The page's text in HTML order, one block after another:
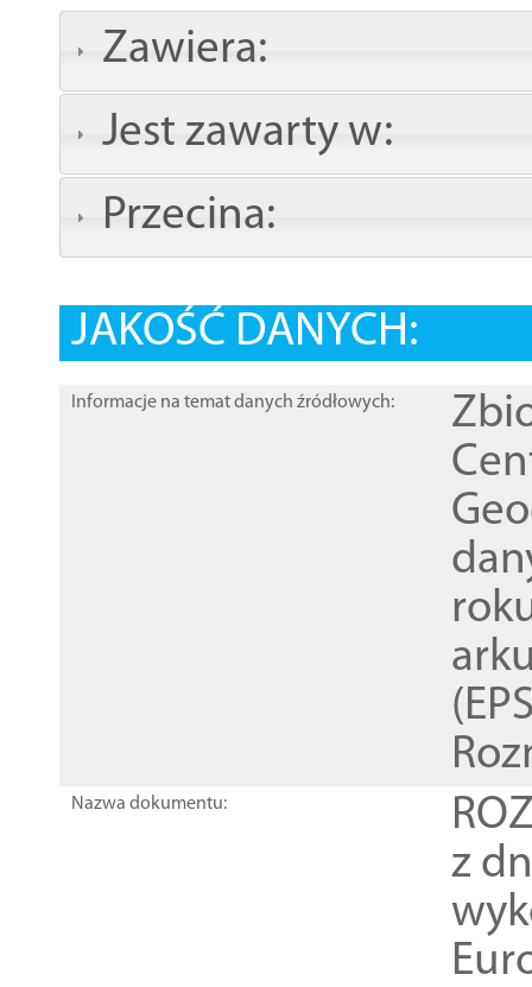
Zawiera:
Jest zawarty w:
Przecina:
JAKOŚĆ DANYCH:
Informacje na temat danych źródłowych:
Nazwa dokumentu:
z